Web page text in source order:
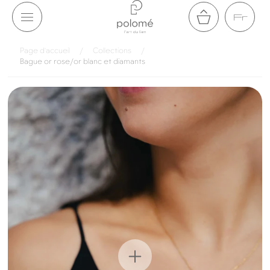
Aller au
contenu
Panier Fr
Page d'accueil / Collections
/
Bague or rose/or blanc et diamants